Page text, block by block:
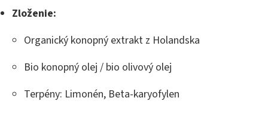
Zloženie:
Organický konopný extrakt z Holandska
Bio konopný olej / bio olivový olej
Terpény: Limonén, Beta-karyofylen